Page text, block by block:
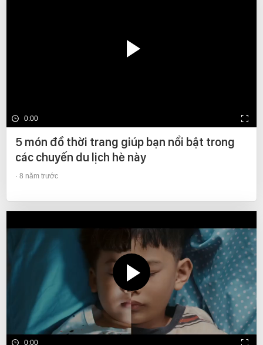
0:00
5 món đồ thời trang giúp bạn nổi bật trong
các chuyến du lịch hè này
8 năm trước
0:00